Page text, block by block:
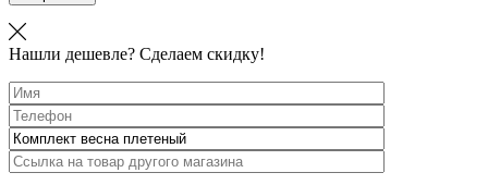
Нашли дешевле? Сделаем скидку!